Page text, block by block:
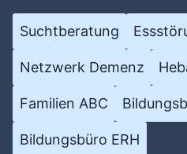
Suchtberatung
Netzwerk Demenz
Familien ABC
Bildungsbüro ERH